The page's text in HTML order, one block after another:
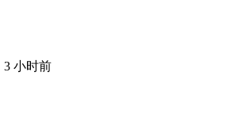
3 小时前